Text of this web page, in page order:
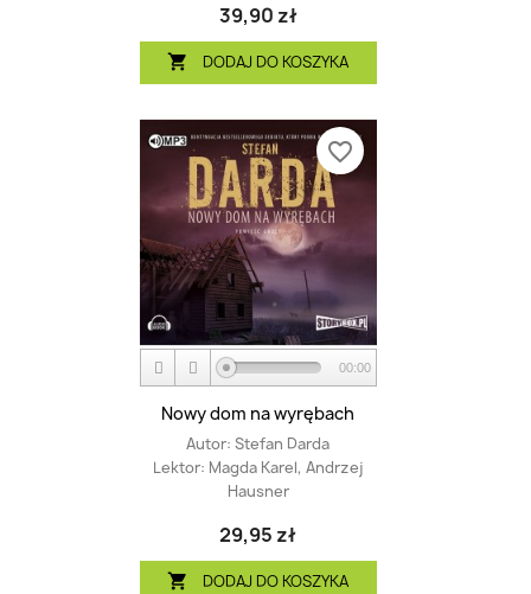
39,90 zł
 DODAJ DO KOSZYKA
00:00
Nowy dom na wyrębach
Autor: Stefan Darda
Lektor: Magda Karel, Andrzej
Hausner
29,95 zł
 DODAJ DO KOSZYKA
favorite_border